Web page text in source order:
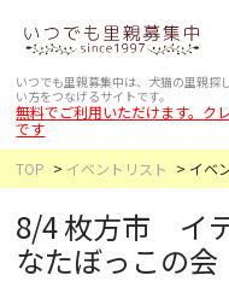
いつでも里親募集中は、犬猫の里親探
い方をつなげるサイトです。
無料でご利用いただけます。ク
です
TOP
イベントリスト イベ
8/4 枚方市 イ
なたぼっこの会